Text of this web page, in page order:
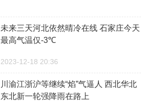
未来三天河北依然晴冷在线 石家庄今天
最高气温仅-3℃
2023-12-18 20:36
川渝江浙沪等继续“焰”气逼人 西北华北
东北新一轮强降雨在路上